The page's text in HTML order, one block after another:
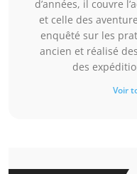
d’années, il couvre
et celle des
enquêté sur les
ancien et réalisé
des
Voir